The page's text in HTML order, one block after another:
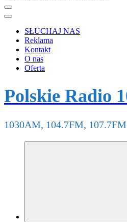
SŁUCHAJ NAS
Reklama
Kontakt
O nas
Oferta
Polskie Radio
1030AM, 104.7FM, 107.7FM